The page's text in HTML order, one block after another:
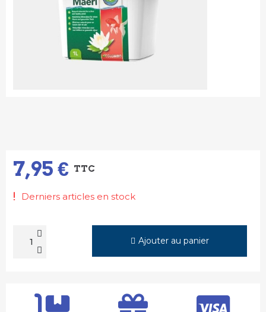
7,95 € TTC
Derniers articles en stock
Ajouter au panier